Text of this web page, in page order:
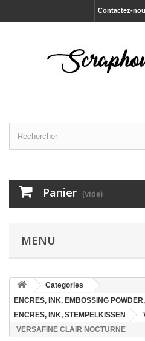
Contactez-
Panier (vide)
MENU
Categories
ENCRES, INK, EMBOSSING
ENCRES, INK, STEMPELKISSEN
VERSAFINE CLAIR NOCTURNE